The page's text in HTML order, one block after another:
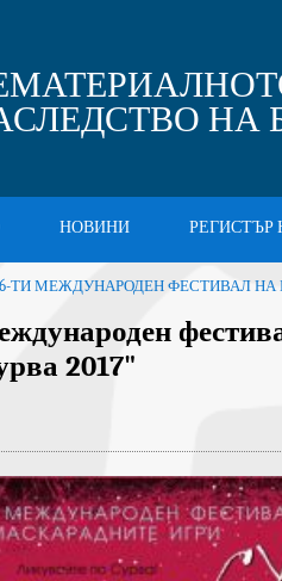
НА
НОВИНИ РЕГИСТЪР
ТИ МЕЖДУНАРОДЕН ФЕСТИВАЛ НА
2017"